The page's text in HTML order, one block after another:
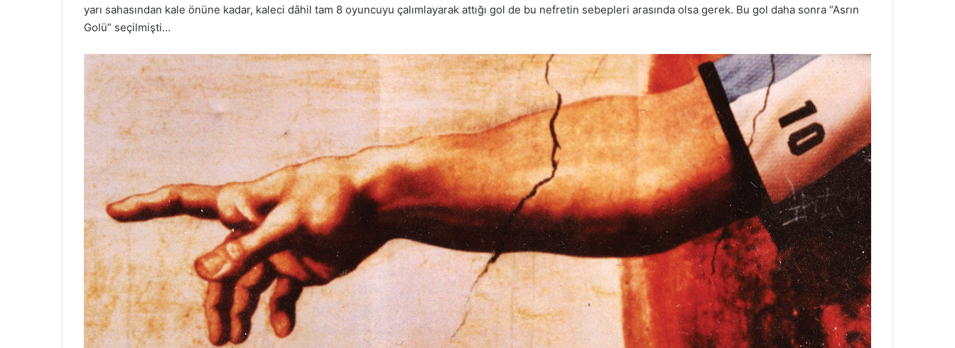
yarı sahasından kale önüne kadar, kaleci dâhil tam 8 oyuncuyu çalımlayarak attığı gol de bu nefretin sebepleri arasında olsa gerek. Bu gol daha sonra “Asrın
Golü” seçilmişti…